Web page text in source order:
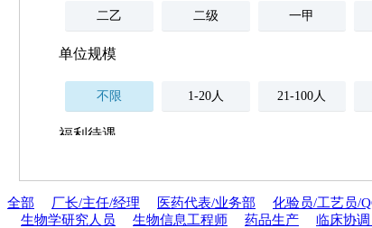
二乙 二级 一甲
单位规模
不限 1-20人 21-100人
福利待遇
薪资与社保
全部 厂长/主任/经理 医药代表/业务部 化验员/工艺员/
生物学研究人员
生物信息工程师 药品生产 临床协调